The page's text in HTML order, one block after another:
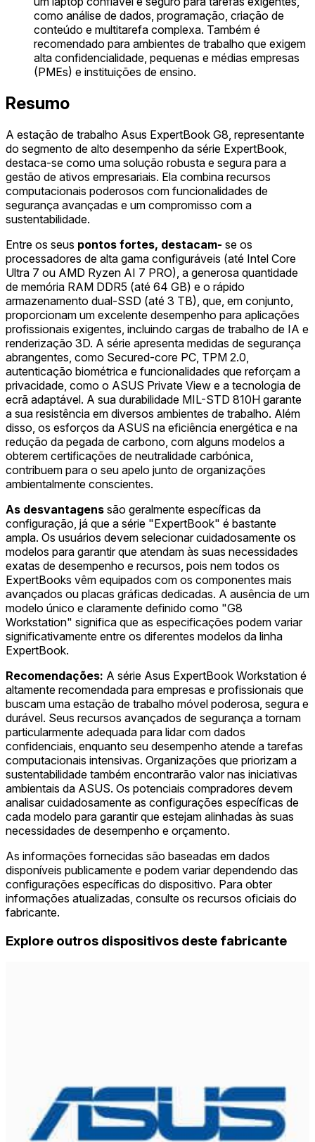
como análise de dados, programação, criação de
conteúdo e multitarefa complexa. Também é
recomendado para ambientes de trabalho que exigem
alta confidencialidade, pequenas e médias empresas
(PMEs) e instituições de ensino.
Resumo
A estação de trabalho Asus ExpertBook G8, representante
do segmento de alto desempenho da série ExpertBook,
destaca-se como uma solução robusta e segura para a
gestão de ativos empresariais. Ela combina recursos
computacionais poderosos com funcionalidades de
segurança avançadas e um compromisso com a
sustentabilidade.
Entre os seus pontos fortes, destacam- se os
processadores de alta gama configuráveis (até Intel Core
Ultra 7 ou AMD Ryzen AI 7 PRO), a generosa quantidade
de memória RAM DDR5 (até 64 GB) e o rápido
armazenamento dual-SSD (até 3 TB), que, em conjunto,
proporcionam um excelente desempenho para aplicações
profissionais exigentes, incluindo cargas de trabalho de IA e
renderização 3D. A série apresenta medidas de segurança
abrangentes, como Secured-core PC, TPM 2.0,
autenticação biométrica e funcionalidades que reforçam a
privacidade, como o ASUS Private View e a tecnologia de
ecrã adaptável. A sua durabilidade MIL-STD 810H garante
a sua resistência em diversos ambientes de trabalho. Além
disso, os esforços da ASUS na eficiência energética e na
redução da pegada de carbono, com alguns modelos a
obterem certificações de neutralidade carbónica,
contribuem para o seu apelo junto de organizações
ambientalmente conscientes.
As desvantagens são geralmente específicas da
configuração, já que a série "ExpertBook" é bastante
ampla. Os usuários devem selecionar cuidadosamente os
modelos para garantir que atendam às suas necessidades
exatas de desempenho e recursos, pois nem todos os
ExpertBooks vêm equipados com os componentes mais
avançados ou placas gráficas dedicadas. A ausência de um
modelo único e claramente definido como "G8
Workstation" significa que as especificações podem variar
significativamente entre os diferentes modelos da linha
ExpertBook.
Recomendações: A série Asus ExpertBook Workstation é
altamente recomendada para empresas e profissionais que
buscam uma estação de trabalho móvel poderosa, segura e
durável. Seus recursos avançados de segurança a tornam
particularmente adequada para lidar com dados
confidenciais, enquanto seu desempenho atende a tarefas
computacionais intensivas. Organizações que priorizam a
sustentabilidade também encontrarão valor nas iniciativas
ambientais da ASUS. Os potenciais compradores devem
analisar cuidadosamente as configurações específicas de
cada modelo para garantir que estejam alinhadas às suas
necessidades de desempenho e orçamento.
As informações fornecidas são baseadas em dados
disponíveis publicamente e podem variar dependendo das
configurações específicas do dispositivo. Para obter
informações atualizadas, consulte os recursos oficiais do
fabricante.
Explore outros dispositivos deste fabricante